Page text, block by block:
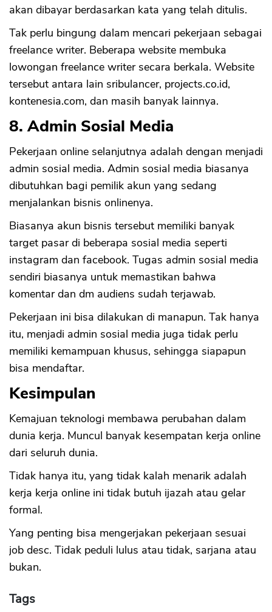
akan dibayar berdasarkan kata yang telah ditulis.
Tak perlu bingung dalam mencari pekerjaan sebagai
freelance writer. Beberapa website membuka
lowongan freelance writer secara berkala. Website
tersebut antara lain sribulancer, projects.co.id,
kontenesia.com, dan masih banyak lainnya.
8. Admin Sosial Media
Pekerjaan online selanjutnya adalah dengan menjadi
admin sosial media. Admin sosial media biasanya
dibutuhkan bagi pemilik akun yang sedang
menjalankan bisnis onlinenya.
Biasanya akun bisnis tersebut memiliki banyak
target pasar di beberapa sosial media seperti
instagram dan facebook. Tugas admin sosial media
sendiri biasanya untuk memastikan bahwa
komentar dan dm audiens sudah terjawab.
Pekerjaan ini bisa dilakukan di manapun. Tak hanya
itu, menjadi admin sosial media juga tidak perlu
memiliki kemampuan khusus, sehingga siapapun
bisa mendaftar.
Kesimpulan
Kemajuan teknologi membawa perubahan dalam
dunia kerja. Muncul banyak kesempatan kerja online
dari seluruh dunia.
Tidak hanya itu, yang tidak kalah menarik adalah
kerja kerja online ini tidak butuh ijazah atau gelar
formal.
Yang penting bisa mengerjakan pekerjaan sesuai
job desc. Tidak peduli lulus atau tidak, sarjana atau
bukan.
Tags